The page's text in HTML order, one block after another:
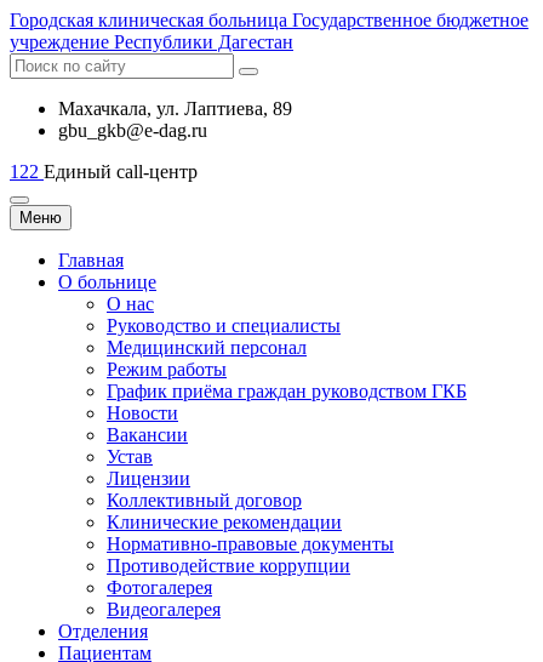
Городская клиническая больница Государственное бюджетное
учреждение Республики Дагестан
Махачкала, ​ул. Лаптиева, 89
gbu_gkb@e-dag.ru
122 Единый call-центр
Меню
Главная
О больнице
О нас
Руководство и специалисты
Медицинский персонал
Режим работы
График приёма граждан руководством ГКБ
Новости
Вакансии
Устав
Лицензии
Коллективный договор
Клинические рекомендации
Нормативно-правовые документы
Противодействие коррупции
Фотогалерея
Видеогалерея
Отделения
Пациентам